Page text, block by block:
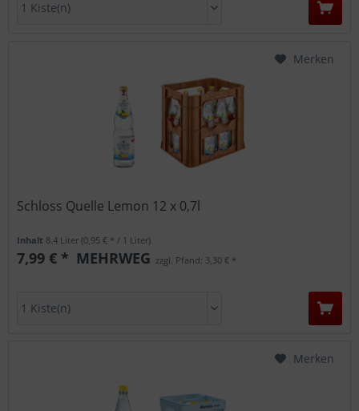
Schloss Quelle Lemon 12 x 0,7l
Inhalt 8.4 Liter(0,95 € * / 1 Liter)
7,99 € * MEHRWEG zzgl. Pfand: 3,30 € *
Merken
Merken